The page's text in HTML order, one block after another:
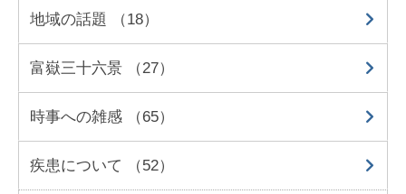
地域の話題 （18）
富嶽三十六景 （27）
時事への雑感 （65）
疾患について （52）